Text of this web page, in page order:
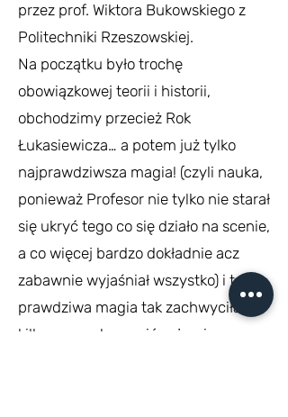
przez prof. Wiktora Bukowskiego z
Politechniki Rzeszowskiej.
Na początku było trochę
obowiązkowej teorii i historii,
obchodzimy przecież Rok
Łukasiewicza… a potem już tylko
najprawdziwsza magia! (czyli nauka,
ponieważ Profesor nie tylko nie starał
się ukryć tego co się działo na scenie,
a co więcej bardzo dokładnie acz
zabawnie wyjaśniał wszystko) i ta
prawdziwa magia tak zachwyciła
kilku naszych uczniów, że nie